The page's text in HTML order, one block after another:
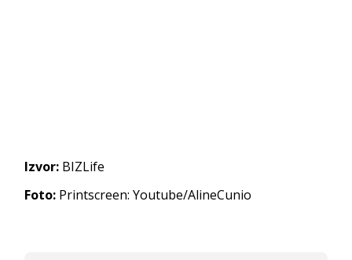
Izvor: BIZLife
Foto: Printscreen: Youtube/AlineCunio